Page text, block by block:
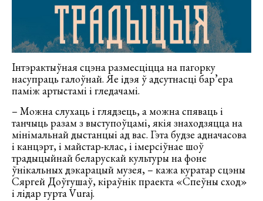
Інтэрактыўная сцэна размесціцца на пагорку
насупраць галоўнай. Яе ідэя ў адсутнасці бар’ера
паміж артыстамі і гледачамі.
– Можна слухаць і глядзець, а можна спяваць і
танчыць разам з выступоўцамі, якія знаходзяцца на
мінімальнай дыстанцыі ад вас. Гэта будзе адначасова
і канцэрт, і майстар-клас, і імерсіўнае шоў
традыцыйнай беларускай культуры на фоне
ўнікальных дэкарацый музея, – кажа куратар сцэны
Сяргей Доўгушаў, кіраўнік праекта «Спеўны сход»
і лідар гурта Vuraj.